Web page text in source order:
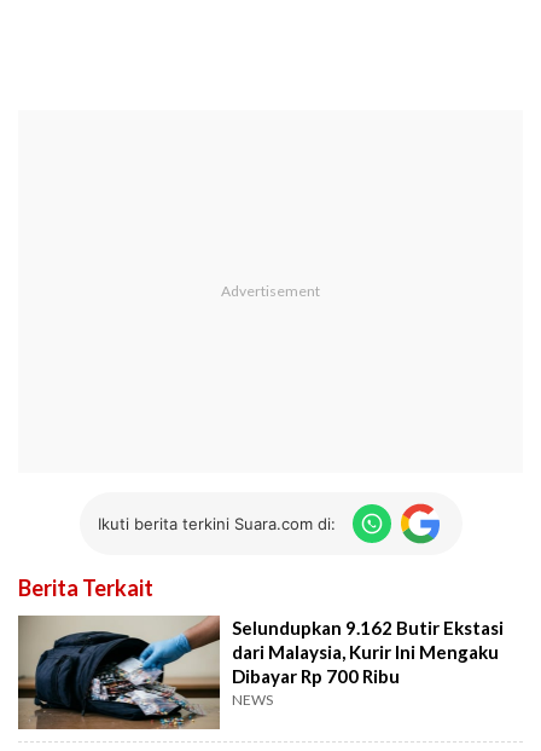
Ikuti berita terkini Suara.com di:
Berita Terkait
Selundupkan 9.162 Butir Ekstasi
dari Malaysia, Kurir Ini Mengaku
Dibayar Rp 700 Ribu
NEWS